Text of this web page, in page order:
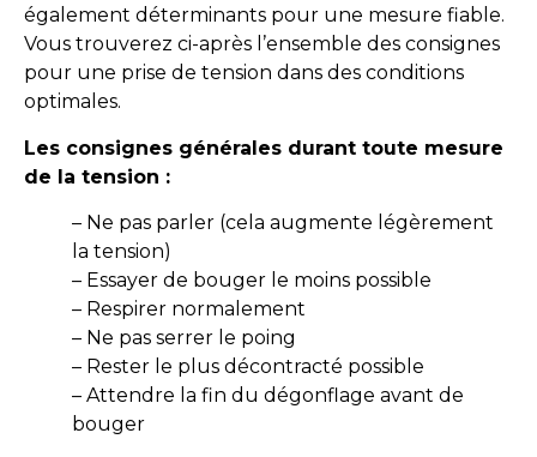
également déterminants pour une mesure fiable.
Vous trouverez ci-après l’ensemble des consignes
pour une prise de tension dans des conditions
optimales.
Les consignes générales durant toute mesure
de la tension :
– Ne pas parler (cela augmente légèrement
la tension)
– Essayer de bouger le moins possible
– Respirer normalement
– Ne pas serrer le poing
– Rester le plus décontracté possible
– Attendre la fin du dégonflage avant de
bouger